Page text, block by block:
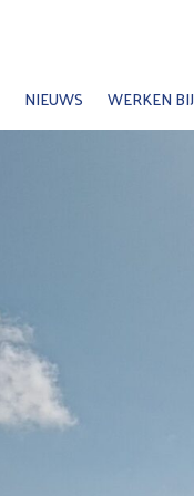
NIEUWS WERKEN BIJ